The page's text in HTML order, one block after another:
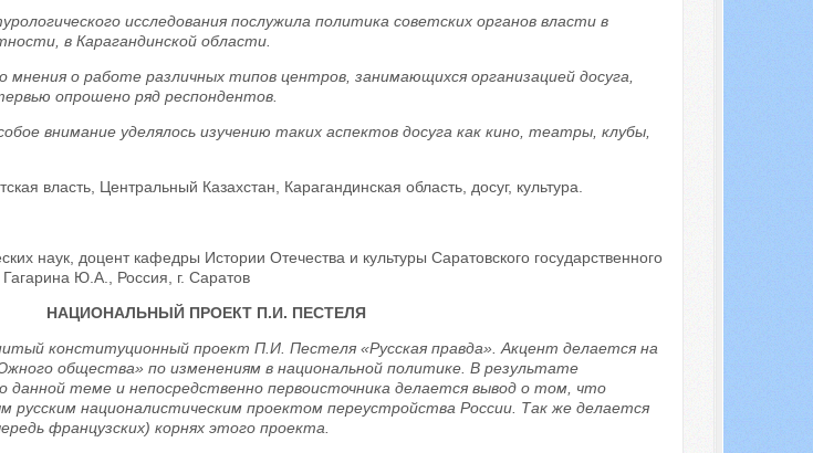
исследования послужила политика советских органов власти в
в Карагандинской области.
мнения о работе различных типов центров, занимающихся организацией досуга,
опрошено ряд респондентов.
внимание уделялось изучению таких аспектов досуга как кино, театры, клубы,
власть, Центральный Казахстан, Карагандинская область, досуг, культура.
наук, доцент кафедры Истории Отечества и культуры Саратовского государственного
Ю.А., Россия, г. Саратов
НАЦИОНАЛЬНЫЙ ПРОЕКТ П.И. ПЕСТЕЛЯ
конституционный проект П.И. Пестеля «Русская правда». Акцент делается на
общества» по изменениям в национальной политике. В результате
данной теме и непосредственно первоисточника делается вывод о том, что
русским националистическим проектом переустройства России. Так же делается
французских) корнях этого проекта.